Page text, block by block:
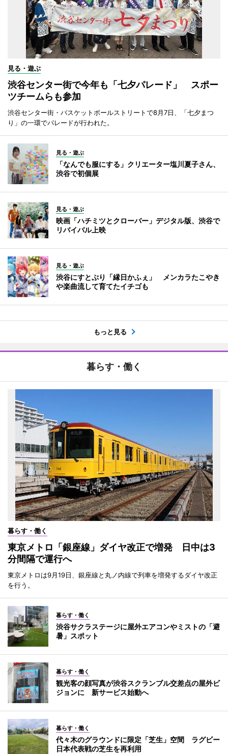
見る・遊ぶ
渋谷センター街で今年も「七夕パレード」 スポー
ツチームらも参加
渋谷センター街・バスケットボールストリートで8月7日、「七夕まつ
り」の一環でパレードが行われた。
見る・遊ぶ
「なんでも服にする」クリエーター塩川夏子さん、
渋谷で初個展
見る・遊ぶ
映画「ハチミツとクローバー」デジタル版、渋谷で
リバイバル上映
見る・遊ぶ
渋谷にすとぷり「縁日かふぇ」 メンカラたこやき
や楽曲流して育てたイチゴも
もっと見る
暮らす・働く
暮らす・働く
東京メトロ「銀座線」ダイヤ改正で増発 日中は3
分間隔で運行へ
東京メトロは9月19日、銀座線と丸ノ内線で列車を増発するダイヤ改正
を行う。
暮らす・働く
渋谷サクラステージに屋外エアコンやミストの「避
暑」スポット
暮らす・働く
観光客の顔写真が渋谷スクランブル交差点の屋外ビ
ジョンに 新サービス始動へ
暮らす・働く
代々木のグラウンドに限定「芝生」空間 ラグビー
日本代表戦の芝生を再利用